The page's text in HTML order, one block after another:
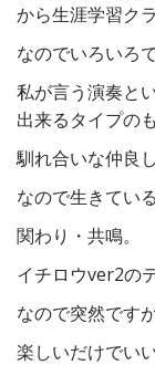
から生涯学習ク
なのでいろいろ
私が言う演奏と
出来るタイプの
馴れ合いな仲良
なので生きてい
関わり・共鳴。
イチロウver2の
なので突然です
楽しいだけでいい